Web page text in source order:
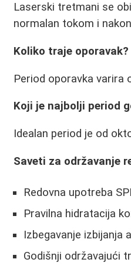
Laserski tretmani se
normalan tokom i
Koliko traje oporavak?
Period oporavka varira
Koji je najbolji period
Idealan period je od
Saveti za održavanje
Redovna upotreba
Pravilna hidratacija
Izbegavanje izbijanja
Godišnji održavajući